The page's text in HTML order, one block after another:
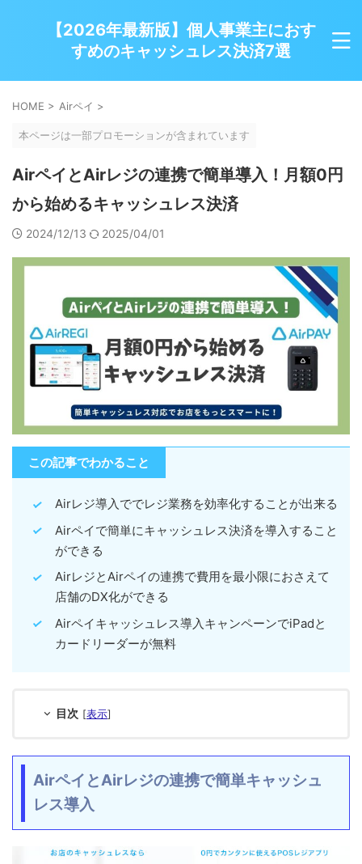
【2026年最新版】個人事業主におす
すめのキャッシュレス決済7選
HOME > Airペイ >
本ページは一部プロモーションが含まれています
AirペイとAirレジの連携で簡単導入！月額0円
から始めるキャッシュレス決済
2024/12/13 2025/04/01
この記事でわかること
Airレジ導入ででレジ業務を効率化することが出来る
Airペイで簡単にキャッシュレス決済を導入すること
ができる
AirレジとAirペイの連携で費用を最小限におさえて
店舗のDX化ができる
Airペイキャッシュレス導入キャンペーンでiPadと
カードリーダーが無料
目次 [表示]
AirペイとAirレジの連携で簡単キャッシュ
レス導入